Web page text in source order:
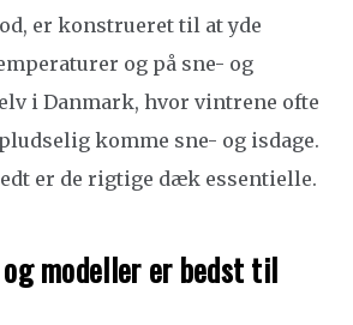
er konstrueret til at yde
og på sne- og
i Danmark, hvor vintrene ofte
komme sne- og isdage.
er de rigtige dæk essentielle.
modeller er bedst til